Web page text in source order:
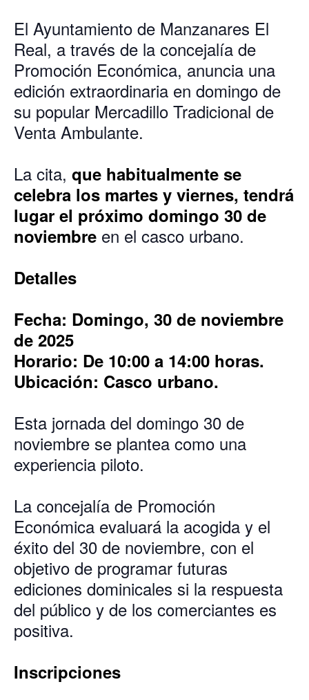
El Ayuntamiento de Manzanares El
Real, a través de la concejalía de
Promoción Económica, anuncia una
edición extraordinaria en domingo de
su popular Mercadillo Tradicional de
Venta Ambulante.
La cita, que habitualmente se
celebra los martes y viernes, tendrá
lugar el próximo domingo 30 de
noviembre en el casco urbano.
Detalles
Fecha: Domingo, 30 de noviembre
de 2025
Horario: De 10:00 a 14:00 horas.
Ubicación: Casco urbano.
Esta jornada del domingo 30 de
noviembre se plantea como una
experiencia piloto.
La concejalía de Promoción
Económica evaluará la acogida y el
éxito del 30 de noviembre, con el
objetivo de programar futuras
ediciones dominicales si la respuesta
del público y de los comerciantes es
positiva.
Inscripciones